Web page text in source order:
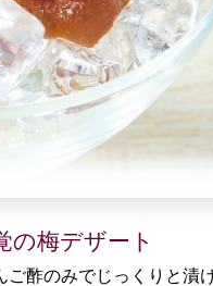
の梅デザート
ご酢のみでじっくりと漬